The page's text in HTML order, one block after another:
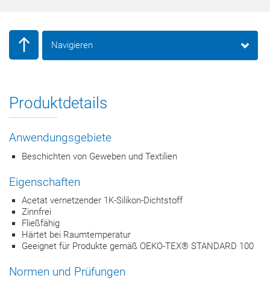
Navigieren
Produktdetails
Anwendungsgebiete
Beschichten von Geweben und Textilien
Eigenschaften
Acetat vernetzender 1K-Silikon-Dichtstoff
Zinnfrei
Fließfähig
Härtet bei Raumtemperatur
Geeignet für Produkte gemäß OEKO-TEX® STANDARD 100
Normen und Prüfungen